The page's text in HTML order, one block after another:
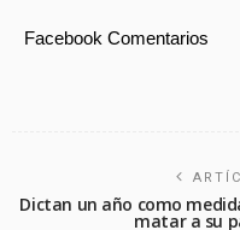
Facebook Comentarios
Dictan un año como
matar a su